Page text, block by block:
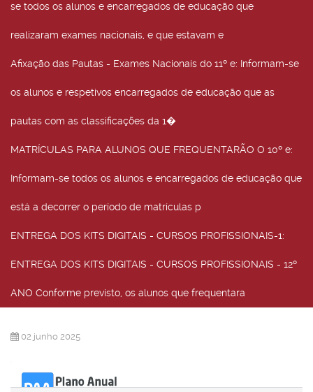
se todos os alunos e encarregados de educação que
realizaram exames nacionais, e que estavam e
Afixação das Pautas - Exames Nacionais do 11º e: Informam-se
os alunos e respetivos encarregados de educação que as
pautas com as classificações da 1�
MATRÍCULAS PARA ALUNOS QUE FREQUENTARÃO O 10º e:
Informam-se todos os alunos e encarregados de educação que
está a decorrer o período de matrículas p
ENTREGA DOS KITS DIGITAIS - CURSOS PROFISSIONAIS-1:
ENTREGA DOS KITS DIGITAIS - CURSOS PROFISSIONAIS - 12º
ANO Conforme previsto, os alunos que frequentara
02 junho 2025